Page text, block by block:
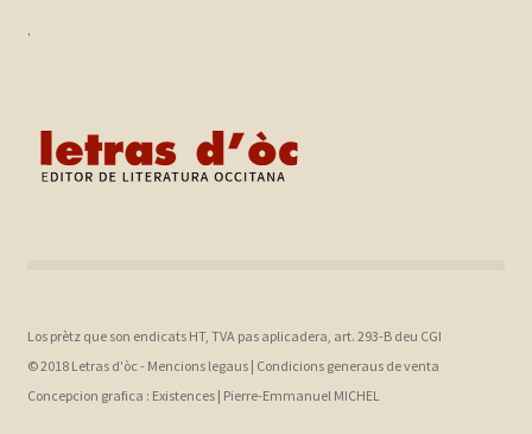
.
Los prètz que son endicats HT, TVA pas aplicadera, art. 293-B deu CGI
© 2018 Letras d'òc - Mencions legaus| Condicions generaus de venta
Concepcion grafica : Existences | Pierre-Emmanuel MICHEL